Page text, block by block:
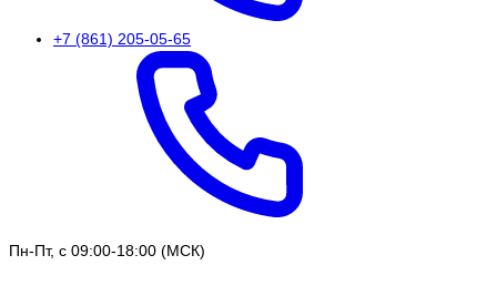
+7 (861) 205-05-65
Пн-Пт, с 09:00-18:00 (МСК)